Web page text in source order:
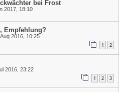
bei Frost
2017, 18:10
Empfehlung?
2016, 10:25
1 2
2016, 23:22
1 2 3